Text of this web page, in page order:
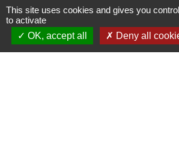
06.25.42.48.37
This site uses cookies and gives you
to activate
OK, accept all
Deny all